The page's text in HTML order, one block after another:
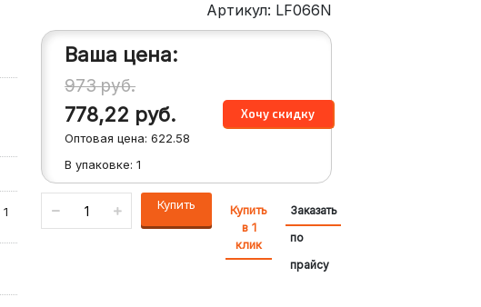
1
Артикул: LF066N
Ваша цена:
973руб.
778,22 руб.
Оптовая цена:622.58
В упаковке:1
Купить
Купить
в 1
клик
Заказать
по
прайсу